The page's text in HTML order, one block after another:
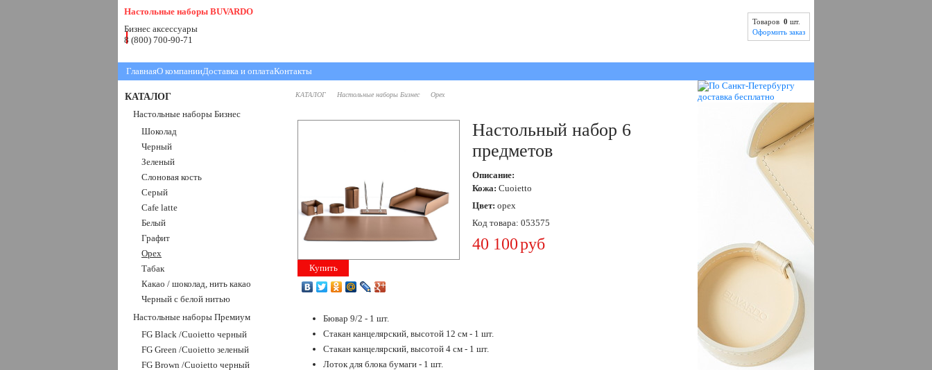
Товаров 0 шт.
Оформить заказ
Настольные наборы BUVARDO
Бизнес аксессуары
8 (800) 700-90-71
ГлавнаяО компанииДоставка и оплатаКонтакты
КАТАЛОГ
Настольные наборы Бизнес
Шоколад
Черный
Зеленый
Слоновая кость
Серый
Cafe latte
Белый
Графит
Орех
Табак
Какао / шоколад, нить какао
Черный с белой нитью
Настольные наборы Премиум
FG Black /Сuoietto черный
FG Green /Сuoietto зеленый
FG Brown /Сuoietto черный
КАТАЛОГ Настольные наборы Бизнес Орех
Настольный набор 6
предметов
Описание:
Кожа: Cuoietto
Цвет: орех
Код товара: 053575
40 100руб
Купить
Бювар 9/2 - 1 шт.
Стакан канцелярский, высотой 12 см - 1 шт.
Стакан канцелярский, высотой 4 см - 1 шт.
Лоток для блока бумаги - 1 шт.